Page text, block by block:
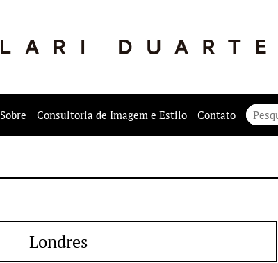
Sobre Consultoria de Imagem e Estilo Contato
Londres